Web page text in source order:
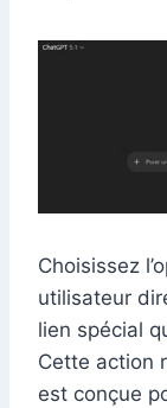
Choisissez
utilisateur
lien spécial
Cette action
est conçue